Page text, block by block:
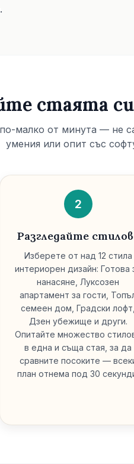
стаята
малко от минута — не
умения или опит със
2
Разгледайте
Изберете от над 12 стила
интериорен дизайн: Готова
нанасяне, Луксозен
апартамент за гости,
семеен дом, Градски лофт,
Дзен убежище и други.
Опитайте множество
в една и съща стая, за да
сравните посоките —
план отнема под 30